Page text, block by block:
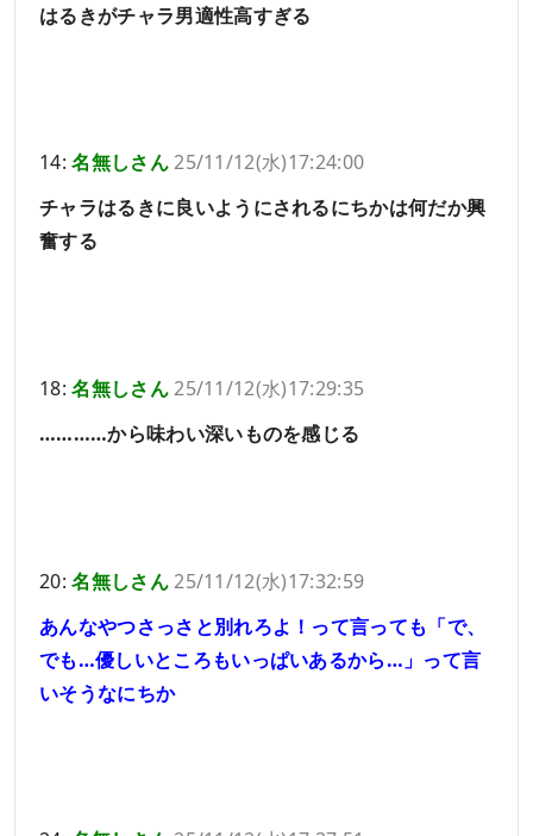
はるきがチャラ男適性高すぎる
14:名無しさん25/11/12(水)17:24:00
チャラはるきに良いようにされるにちかは何だか興
奮する
18:名無しさん25/11/12(水)17:29:35
…………から味わい深いものを感じる
20:名無しさん25/11/12(水)17:32:59
あんなやつさっさと別れろよ！って言っても「で、
でも…優しいところもいっぱいあるから…」って言
いそうなにちか